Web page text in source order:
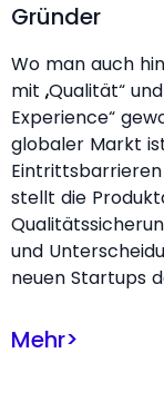
Gründer
Wo man auch
mit „Qualität“
Experience“
globaler Markt
Eintrittsbarrieren
stellt die
und
neuen Startups
Mehr>